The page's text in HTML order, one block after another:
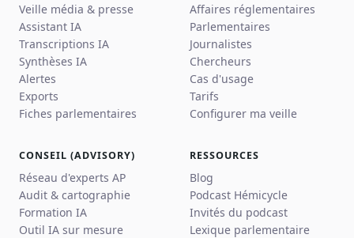
Veille média & presse
Assistant IA
Transcriptions IA
Synthèses IA
Alertes
Exports
Fiches parlementaires
Affaires réglementaires
Parlementaires
Journalistes
Chercheurs
Cas d'usage
Tarifs
Configurer ma veille
CONSEIL (ADVISORY)
Réseau d'experts AP
Audit & cartographie
Formation IA
Outil IA sur mesure
RESSOURCES
Blog
Podcast Hémicycle
Invités du podcast
Lexique parlementaire